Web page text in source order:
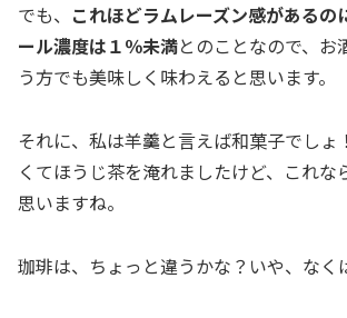
でも、 これほどラムレーズン感があるの
ール濃度は１％未満とのことなので、お
う方でも美味しく味わえると思います。
それに、私は羊羹と言えば和菓子でしょ
くてほうじ茶を淹れましたけど、これな
思いますね。
珈琲は、ちょっと違うかな？いや、なく